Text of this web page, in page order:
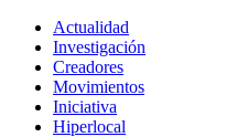
Actualidad
Investigación
Creadores
Movimientos
Iniciativa
Hiperlocal